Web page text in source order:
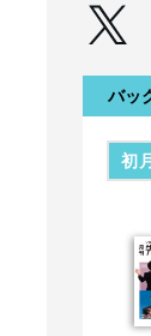
バッ
初